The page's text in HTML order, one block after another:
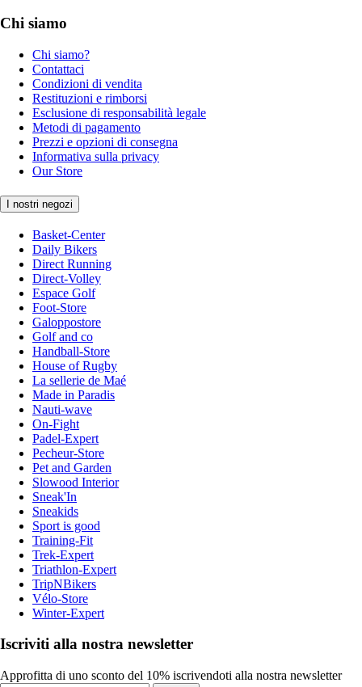
Chi siamo
Chi siamo?
Contattaci
Condizioni di vendita
Restituzioni e rimborsi
Esclusione di responsabilità legale
Metodi di pagamento
Prezzi e opzioni di consegna
Informativa sulla privacy
Our Store
I nostri negozi
Basket-Center
Daily Bikers
Direct Running
Direct-Volley
Espace Golf
Foot-Store
Galoppostore
Golf and co
Handball-Store
House of Rugby
La sellerie de Maé
Made in Paradis
Nauti-wave
On-Fight
Padel-Expert
Pecheur-Store
Pet and Garden
Slowood Interior
Sneak'In
Sneakids
Sport is good
Training-Fit
Trek-Expert
Triathlon-Expert
TripNBikers
Vélo-Store
Winter-Expert
Iscriviti alla nostra newsletter
Approfitta di uno sconto del 10% iscrivendoti alla nostra newsletter